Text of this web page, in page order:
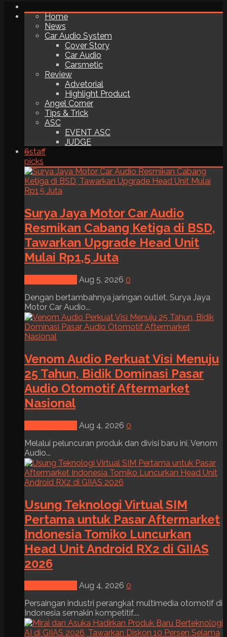
Home
News
Car Audio System
Cover Story
Car Audio
Carsmetic
Review
Advetorial
Highlight Product
Angel Corner
Tips & Trick
ASC
EVENT ASC
JUDGE
6staff
picks
Surya Jaya Motor Car Audio
Resmikan Cabang Ketiga di BSD,
Tawarkan Upgrade Head Unit
Mulai Rp1,5 Juta
Aug 5, 2026 0
Dengan bertambahnya jaringan outlet, Surya Jaya
Motor Car Audio...
Venom Audio Perkuat Visi Menuju
25 Tahun, Bidik Dominasi Pasar
Audio Otomotif Aftermarket
Nasional
Aug 4, 2026 0
Melalui peluncuran produk dan divisi baru ini, Venom
Audio...
Usung Teknologi Virtual SIM
Pertama untuk Pasar Aftermarket
Indonesia Tomiko Luncurkan
Head Unit Android RX2 di GIIAS
2026
Aug 4, 2026 0
Persaingan industri perangkat multimedia otomotif di
Indonesia semakin kompetitif....